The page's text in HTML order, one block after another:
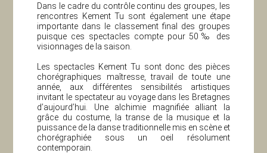
Dans le cadre du contrôle continu des groupes, les
rencontres Kement Tu sont également une étape
importante dans le classement final des groupes
puisque ces spectacles compte pour 50‰ des
visionnages de la saison.
Les spectacles Kement Tu sont donc des pièces
chorégraphiques maîtresse, travail de toute une
année, aux différentes sensibilités artistiques
invitant le spectateur au voyage dans les Bretagnes
d’aujourd’hui. Une alchimie magnifiée alliant la
grâce du costume, la transe de la musique et la
puissance de la danse traditionnelle mis en scène et
chorégraphiée sous un oeil résolument
contemporain.